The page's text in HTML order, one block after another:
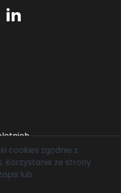
Wszelkie prawa
cookies zgodnie z
. Korzystanie ze strony
lub